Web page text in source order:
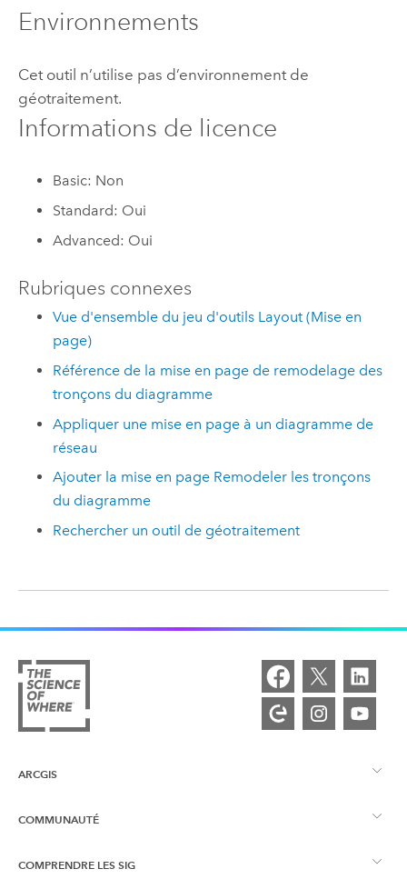
Environnements
Cet outil n’utilise pas d’environnement de
géotraitement.
Informations de licence
Basic: Non
Standard: Oui
Advanced: Oui
Rubriques connexes
Vue d'ensemble du jeu d'outils Layout (Mise en
page)
Référence de la mise en page de remodelage des
tronçons du diagramme
Appliquer une mise en page à un diagramme de
réseau
Ajouter la mise en page Remodeler les tronçons
du diagramme
Rechercher un outil de géotraitement
ARCGIS
Vue d’ensemble d’ArcGIS
COMMUNAUTÉ
Esri Community
COMPRENDRE LES SIG